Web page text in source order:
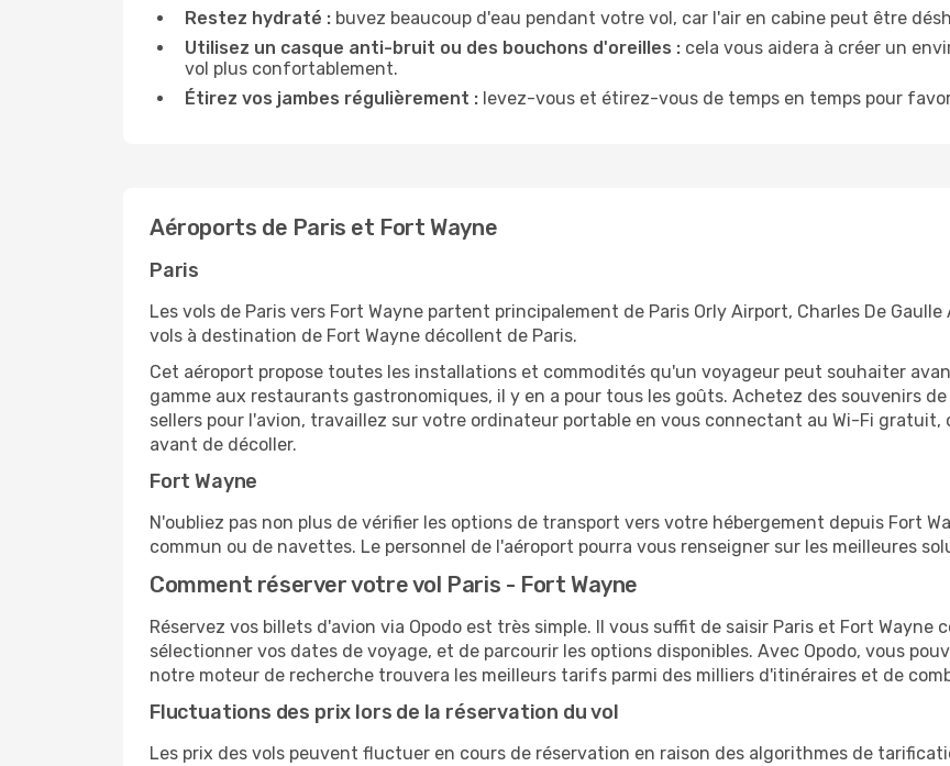
Restez hydraté : buvez beaucoup d'eau pendant votre vol, car l'air en cabine peut être
Utilisez un casque anti-bruit ou des bouchons d'oreilles : cela vous aidera à créer un
vol plus confortablement.
Étirez vos jambes régulièrement : levez-vous et étirez-vous de temps en temps pour
Aéroports de Paris et Fort Wayne
Paris
Les vols de Paris vers Fort Wayne partent principalement de Paris Orly Airport, Charles De
vols à destination de Fort Wayne décollent de Paris.
Cet aéroport propose toutes les installations et commodités qu'un voyageur peut souhaiter
gamme aux restaurants gastronomiques, il y en a pour tous les goûts. Achetez des souvenirs
sellers pour l'avion, travaillez sur votre ordinateur portable en vous connectant au Wi-Fi
avant de décoller.
Fort Wayne
N'oubliez pas non plus de vérifier les options de transport vers votre hébergement depuis Fort
commun ou de navettes. Le personnel de l'aéroport pourra vous renseigner sur les meilleures
Comment réserver votre vol Paris - Fort Wayne
Réservez vos billets d'avion via Opodo est très simple. Il vous suffit de saisir Paris et Fort Wayne
sélectionner vos dates de voyage, et de parcourir les options disponibles. Avec Opodo, vous
notre moteur de recherche trouvera les meilleurs tarifs parmi des milliers d'itinéraires et de
Fluctuations des prix lors de la réservation du vol
Les prix des vols peuvent fluctuer en cours de réservation en raison des algorithmes de